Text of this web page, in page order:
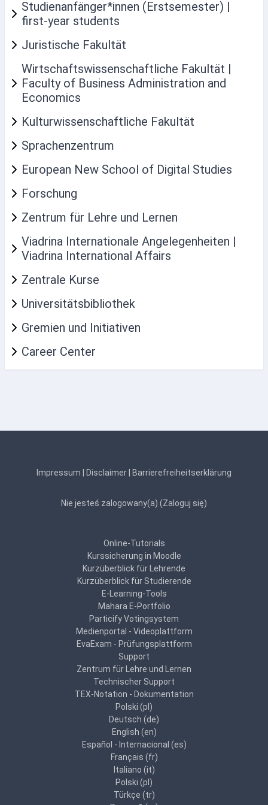
Studienanfänger*innen (Erstsemester) |
first-year students
Juristische Fakultät
Wirtschaftswissenschaftliche Fakultät |
Faculty of Business Administration and
Economics
Kulturwissenschaftliche Fakultät
Sprachenzentrum
European New School of Digital Studies
Forschung
Zentrum für Lehre und Lernen
Viadrina Internationale Angelegenheiten |
Viadrina International Affairs
Zentrale Kurse
Universitätsbibliothek
Gremien und Initiativen
Career Center
Impressum Disclaimer Barrierefreiheitserklärung
Nie jesteś zalogowany(a) (Zaloguj się)
Online-Tutorials
Kurssicherung in Moodle
Kurzüberblick für Lehrende
Kurzüberblick für Studierende
E-Learning-Tools
Mahara E-Portfolio
Particify Votingsystem
Medienportal - Videoplattform
EvaExam - Prüfungsplattform
Support
Zentrum für Lehre und Lernen
Technischer Support
TEX-Notation - Dokumentation
Polski ‎(pl)‎
Deutsch ‎(de)‎
English ‎(en)‎
Español - Internacional ‎(es)‎
Français ‎(fr)‎
Italiano ‎(it)‎
Polski ‎(pl)‎
Türkçe ‎(tr)‎